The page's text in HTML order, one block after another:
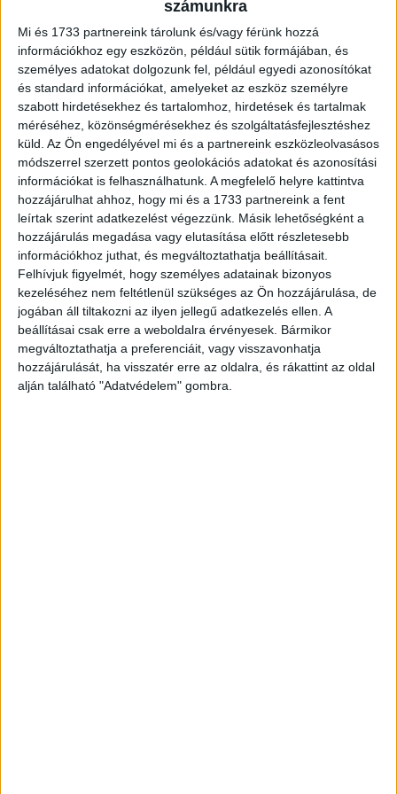
számunkra
Mi és 1733 partnereink tárolunk és/vagy férünk hozzá
információkhoz egy eszközön, például sütik formájában, és
személyes adatokat dolgozunk fel, például egyedi azonosítókat
és standard információkat, amelyeket az eszköz személyre
szabott hirdetésekhez és tartalomhoz, hirdetések és tartalmak
méréséhez, közönségmérésekhez és szolgáltatásfejlesztéshez
küld. Az Ön engedélyével mi és a partnereink eszközleolvasásos
módszerrel szerzett pontos geolokációs adatokat és azonosítási
információkat is felhasználhatunk. A megfelelő helyre kattintva
hozzájárulhat ahhoz, hogy mi és a 1733 partnereink a fent
leírtak szerint adatkezelést végezzünk. Másik lehetőségként a
hozzájárulás megadása vagy elutasítása előtt részletesebb
információkhoz juthat, és megváltoztathatja beállításait.
Felhívjuk figyelmét, hogy személyes adatainak bizonyos
kezeléséhez nem feltétlenül szükséges az Ön hozzájárulása, de
jogában áll tiltakozni az ilyen jellegű adatkezelés ellen. A
beállításai csak erre a weboldalra érvényesek. Bármikor
megváltoztathatja a preferenciáit, vagy visszavonhatja
hozzájárulását, ha visszatér erre az oldalra, és rákattint az oldal
alján található "Adatvédelem" gombra.
Dua Lipával kampányol a Nespresso
Marketing 2026. április 15.
A Nespresso bemutatja legújabb kampányát, melynek élén
a kulturális ikon, az új globális márkanagykövet, Dua Lipa
áll. A márka 40 éve feszegeti a határokat,...